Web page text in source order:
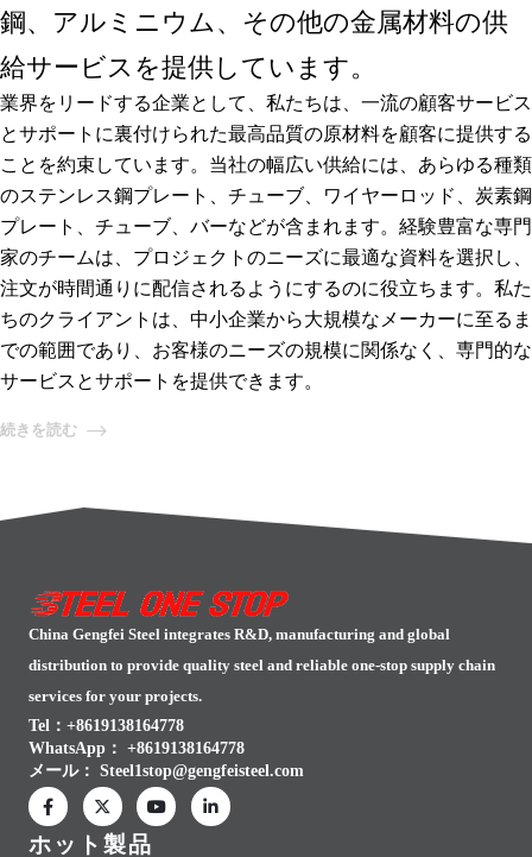
鋼、アルミニウム、その他の金属材料の供
給サービスを提供しています。
業界をリードする企業として、私たちは、一流の顧客サービス
とサポートに裏付けられた最高品質の原材料を顧客に提供する
ことを約束しています。当社の幅広い供給には、あらゆる種類
のステンレス鋼プレート、チューブ、ワイヤーロッド、炭素鋼
プレート、チューブ、バーなどが含まれます。経験豊富な専門
家のチームは、プロジェクトのニーズに最適な資料を選択し、
注文が時間通りに配信されるようにするのに役立ちます。私た
ちのクライアントは、中小企業から大規模なメーカーに至るま
での範囲であり、お客様のニーズの規模に関係なく、専門的な
サービスとサポートを提供できます。
続きを読む
China Gengfei Steel integrates R&D, manufacturing and global
distribution to provide quality steel and reliable one-stop supply chain
services for your projects.
Tel：+8619138164778
WhatsApp： +8619138164778
メール： Steel1stop@gengfeisteel.com
ホット製品